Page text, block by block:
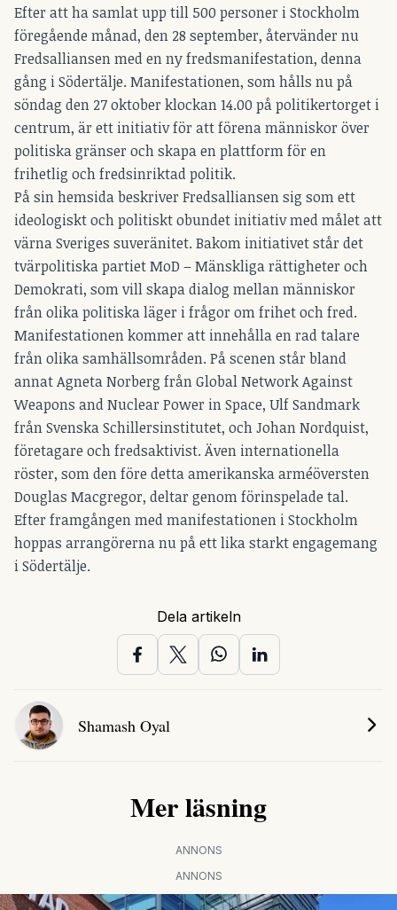
Efter att ha samlat upp till 500 personer i Stockholm
föregående månad, den 28 september, återvänder nu
Fredsalliansen med en ny fredsmanifestation, denna
gång i Södertälje. Manifestationen, som hålls nu på
söndag den 27 oktober klockan 14.00 på politikertorget i
centrum, är ett initiativ för att förena människor över
politiska gränser och skapa en plattform för en
frihetlig och fredsinriktad politik.
På sin hemsida beskriver Fredsalliansen sig som ett
ideologiskt och politiskt obundet initiativ med målet att
värna Sveriges suveränitet. Bakom initiativet står det
tvärpolitiska partiet MoD – Mänskliga rättigheter och
Demokrati, som vill skapa dialog mellan människor
från olika politiska läger i frågor om frihet och fred.
Manifestationen kommer att innehålla en rad talare
från olika samhällsområden. På scenen står bland
annat Agneta Norberg från Global Network Against
Weapons and Nuclear Power in Space, Ulf Sandmark
från Svenska Schillersinstitutet, och Johan Nordquist,
företagare och fredsaktivist. Även internationella
röster, som den före detta amerikanska arméöversten
Douglas Macgregor, deltar genom förinspelade tal.
Efter framgången med manifestationen i Stockholm
hoppas arrangörerna nu på ett lika starkt engagemang
i Södertälje.
Dela artikeln
Shamash Oyal
Mer läsning
ANNONS
ANNONS